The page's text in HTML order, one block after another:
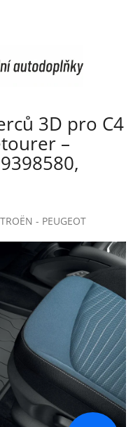
3D pro C4
–
- PEUGEOT